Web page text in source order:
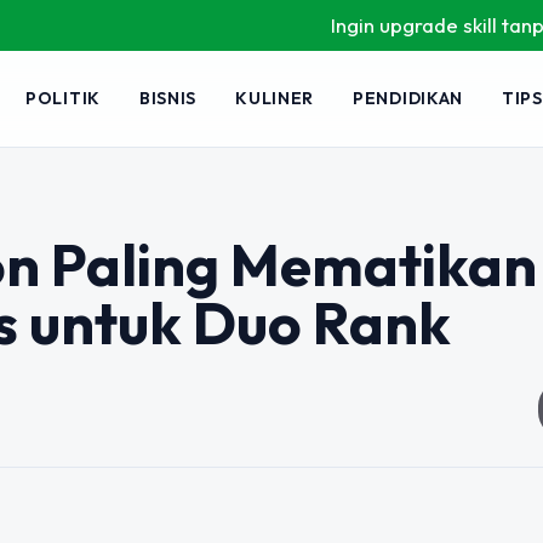
Ingin upgrade skill tanpa
POLITIK BISNIS KULINER PENDIDIKAN
Paling
untuk Duo Rank